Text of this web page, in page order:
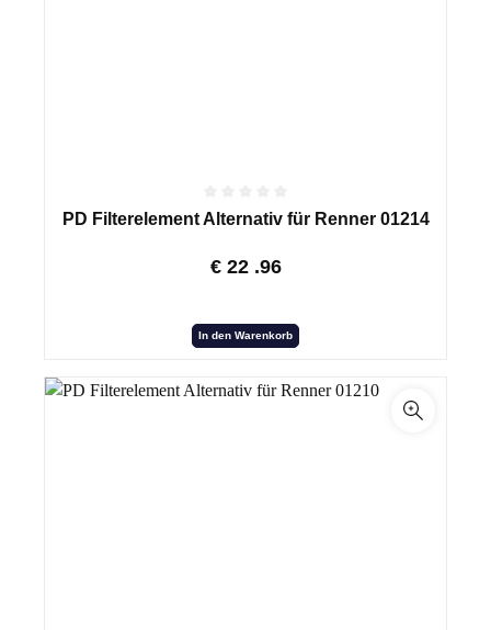
PD Filterelement Alternativ für Renner 01214
€ 22 .96
In den Warenkorb